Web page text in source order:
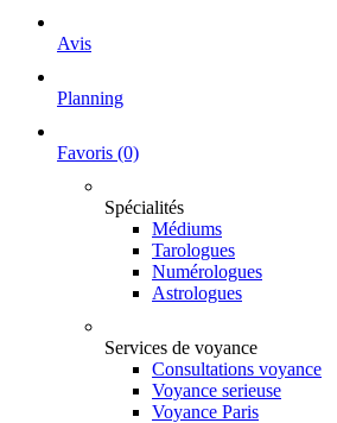
Avis
Planning
Favoris (0)
Spécialités
Médiums
Tarologues
Numérologues
Astrologues
Services de voyance
Consultations voyance
Voyance serieuse
Voyance Paris